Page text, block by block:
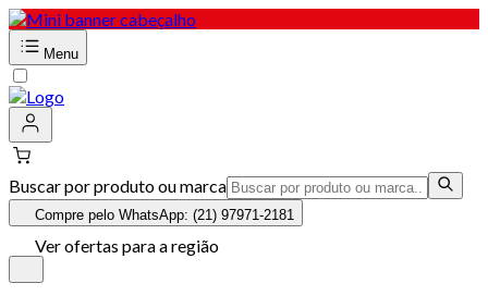
Menu
Buscar por produto ou marca
Compre pelo WhatsApp: (21) 97971-2181
Ver ofertas para a região